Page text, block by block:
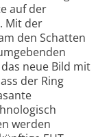
auf der
Mit der
den Schatten
neue Bild mit
der Ring
werden